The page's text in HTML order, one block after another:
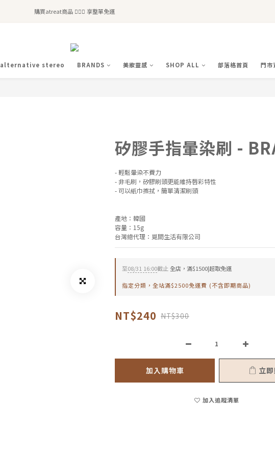
全站滿$2,500免運｜6/30前 含新品滿$1,300超取免運
購買atreat商品 💆🏻‍♀️ 享整單免運
alternative stereo BRANDS 美妝靈感 SHOP ALL 部落格首頁 門市
矽膠手指暈染刷 -
- 輕鬆暈染不費力
- 非毛刷，矽膠刷頭更能維持唇彩特性
- 可以紙巾擦拭，簡單清潔刷頭
產地：韓國
容量：15g
台灣總代理：覓間生活有限公司
至08/31 16:00截止全店，滿$1500|超取免運
指定分類，全站滿$2500免運費 (不含即期商品)
NT$240 NT$300
加入購物車 立
加入追蹤清單